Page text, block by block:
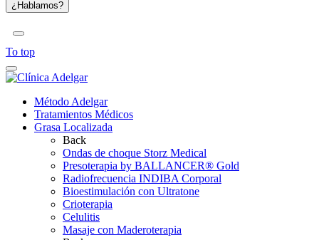
To top
Método Adelgar
Tratamientos Médicos
Grasa Localizada
Back
Ondas de choque Storz Medical
Presoterapia by BALLANCER® Gold
Radiofrecuencia INDIBA Corporal
Bioestimulación con Ultratone
Crioterapia
Celulitis
Masaje con Maderoterapia